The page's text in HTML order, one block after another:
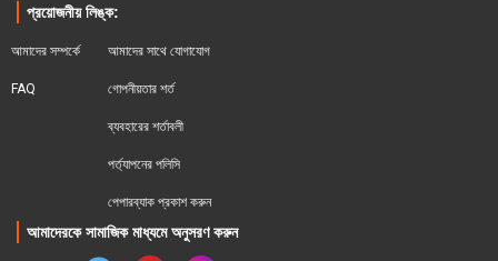
প্রয়োজনীয় লিঙ্ক:
আমাদের সম্পর্কে
FAQ
আমাদের সাথে যোগাযোগ
গোপনীয়তার শর্ত
ব্যবহারের শর্তাবলী
পর্ত্যাপনের পলিসি
পেপারব্যাক প্রকাশ করুন
আমাদেরকে সামাজিক মাধ্যমে অনুসরণ করুন